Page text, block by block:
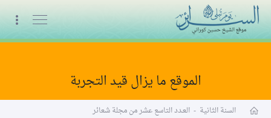
البث المباشر
الموقع ما يزال قيد التجربة
السنة الثانية - العـدد التاسع عشر من مجلة شعائر